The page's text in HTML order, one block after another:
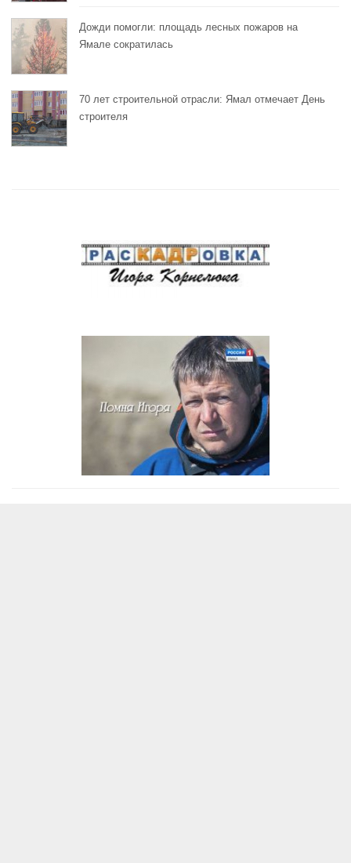
Дожди помогли: площадь лесных пожаров на
Ямале сократилась
70 лет строительной отрасли: Ямал отмечает День
строителя